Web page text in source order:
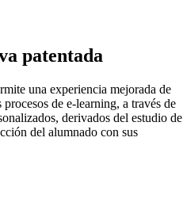
patentada
una experiencia mejorada de
de e-learning, a través de
derivados del estudio de
del alumnado con sus